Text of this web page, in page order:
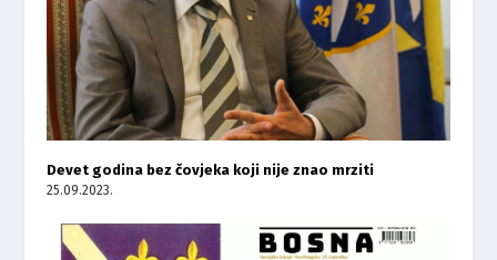
Devet godina bez čovjeka koji nije znao mrziti
25.09.2023.